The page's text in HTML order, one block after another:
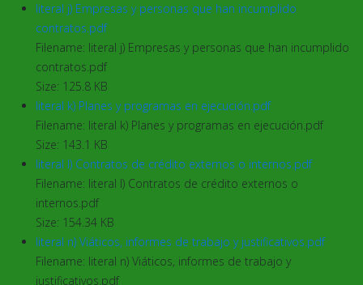
literal j) Empresas y personas que han incumplido
contratos.pdf
Filename: literal j) Empresas y personas que han incumplido
contratos.pdf
Size: 125.8 KB
literal k) Planes y programas en ejecución.pdf
Filename: literal k) Planes y programas en ejecución.pdf
Size: 143.1 KB
literal l) Contratos de crédito externos o internos.pdf
Filename: literal l) Contratos de crédito externos o
internos.pdf
Size: 154.34 KB
literal n) Viáticos, informes de trabajo y justificativos.pdf
Filename: literal n) Viáticos, informes de trabajo y
justificativos.pdf